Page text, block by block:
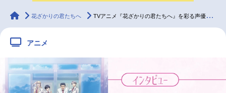
ラジオ みんなの声
2.5次元 配信・Vtuber トレンド
animateTimes
花ざかりの君たちへ TVアニメ『花ざかりの君たちへ』を彩る声優陣が語る作品の魅力【インタビュー】
アニメ